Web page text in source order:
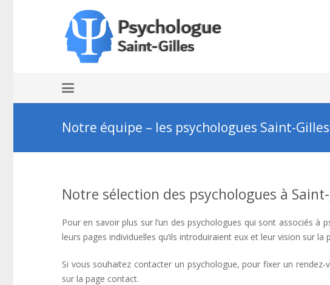
Notre équipe – les psychologues Saint-Gilles
Notre sélection des psychologues à
Pour en savoir plus sur l’un des psychologues qui sont associés à
leurs pages individuelles qu’ils introduiraient eux et leur vision sur la
Si vous souhaitez contacter un psychologue, pour fixer un
sur la page contact.